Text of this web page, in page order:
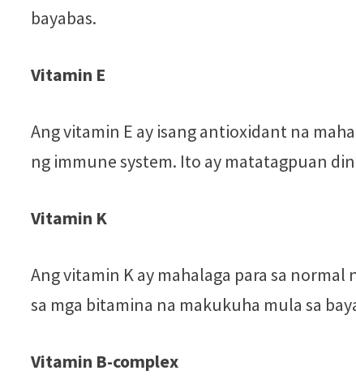
bayabas.
Vitamin E
Ang vitamin E ay isang antioxidant na
ng immune system. Ito ay matatagpuan din
Vitamin K
Ang vitamin K ay mahalaga para sa
sa mga bitamina na makukuha mula sa
Vitamin B-complex